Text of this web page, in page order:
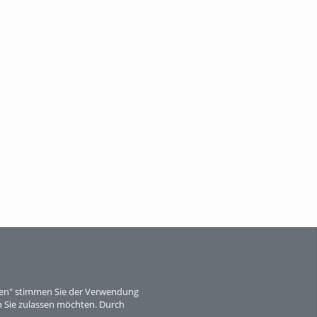
stimmen Sie der Verwendung
zulassen möchten. Durch